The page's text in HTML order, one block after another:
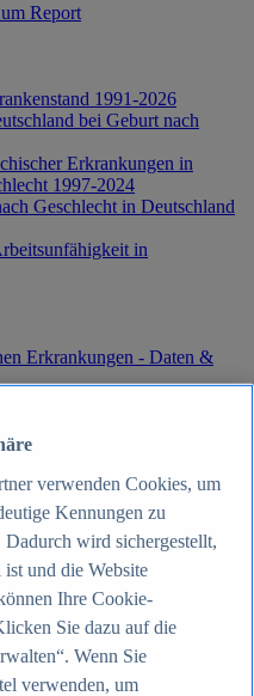
Report
1991-2026
bei Geburt nach
Erkrankungen in
1997-2024
Geschlecht in Deutschland
in
Erkrankungen - Daten &
Report
Nutzer weltweit 2012-2025
meisten Nutzern weltweit
verwenden Cookies, um
Kennungen zu
wird sichergestellt,
und die Website
Ihre Cookie-
Sie dazu auf die
Wenn Sie
verwenden, um